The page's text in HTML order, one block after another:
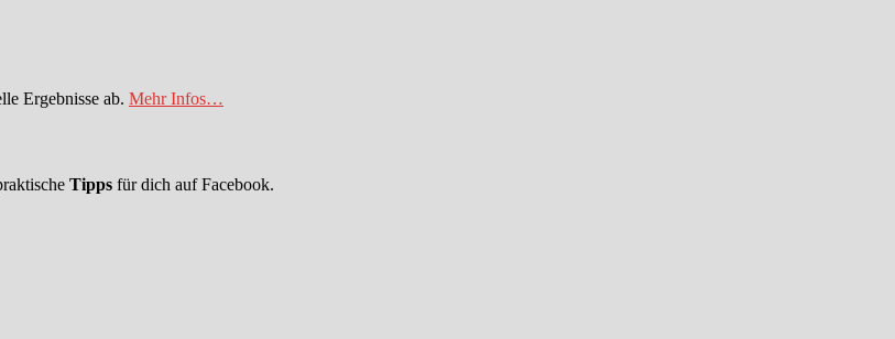
Ergebnisse ab. Mehr Infos…
Tipps für dich auf Facebook.